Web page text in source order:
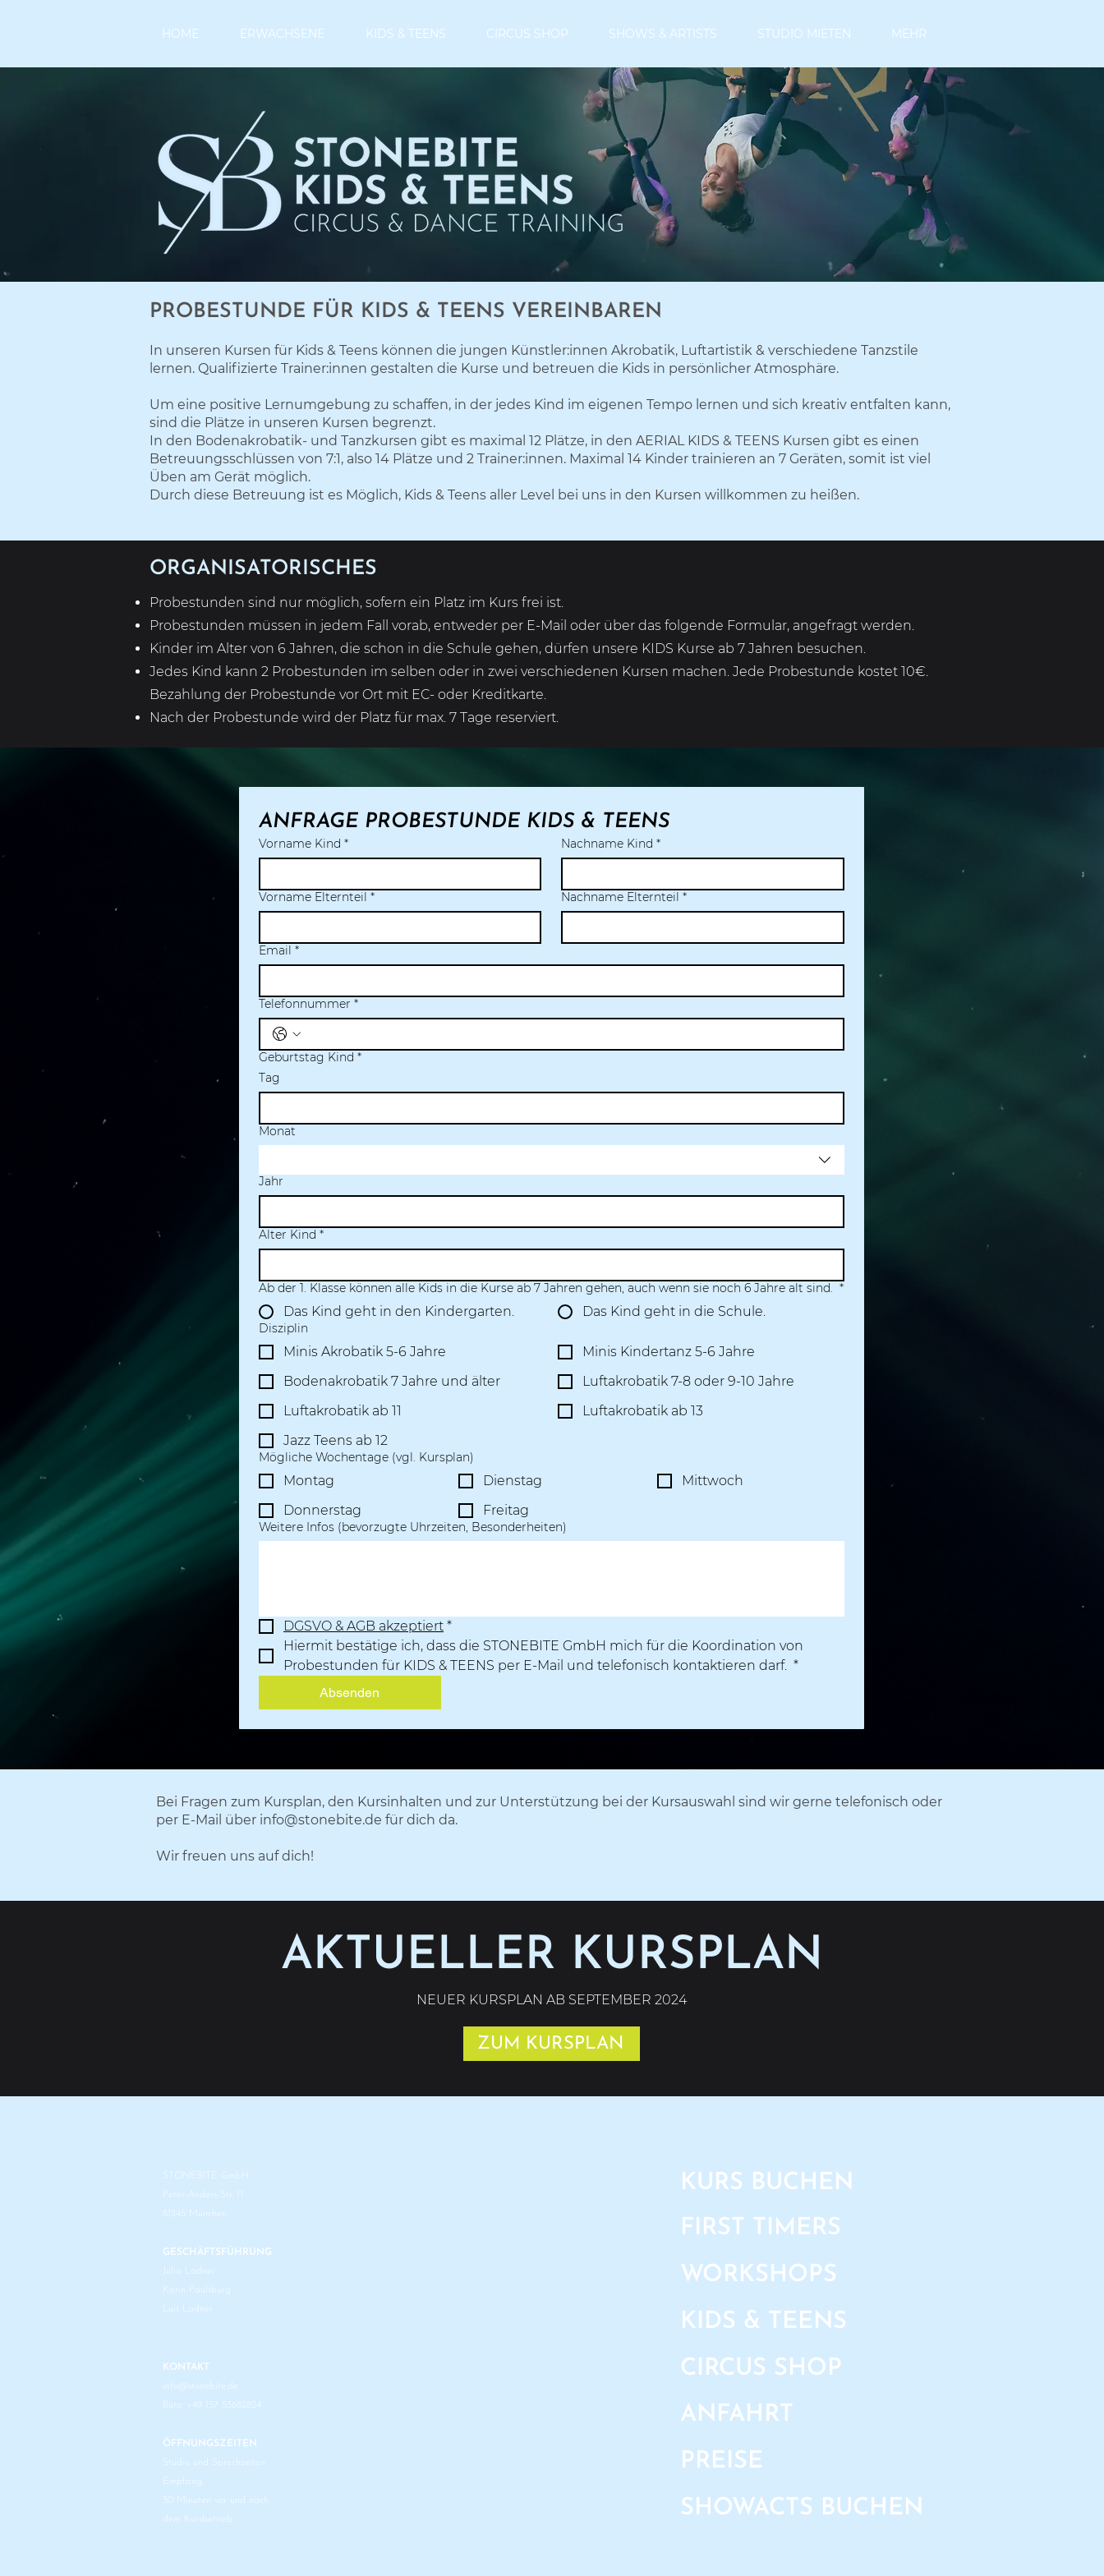
HOME ERWACHSENE KIDS & TEENS CIRCUS SHOP SHOWS & ARTISTS STUDIO MIETEN MEHR
PROBESTUNDE FÜR KIDS & TEENS VEREINBAREN
In unseren Kursen für Kids & Teens können die jungen Künstler:innen Akrobatik, Luftartistik & verschiedene Tanzstile
lernen. Qualifizierte Trainer:innen gestalten die Kurse und betreuen die Kids in persönlicher Atmosphäre.
Um eine positive Lernumgebung zu schaffen, in der jedes Kind im eigenen Tempo lernen und sich kreativ entfalten kann,
sind die Plätze in unseren Kursen begrenzt.
In den Bodenakrobatik- und Tanzkursen gibt es maximal 12 Plätze, in den AERIAL KIDS & TEENS Kursen gibt es einen
Betreuungsschlüssen von 7:1, also 14 Plätze und 2 Trainer:innen. Maximal 14 Kinder trainieren an 7 Geräten, somit ist viel
Üben am Gerät möglich.
Durch diese Betreuung ist es Möglich, Kids & Teens aller Level bei uns in den Kursen willkommen zu heißen.
ORGANISATORISCHES
Probestunden sind nur möglich, sofern ein Platz im Kurs frei ist.
Probestunden müssen in jedem Fall vorab, entweder per E-Mail oder über das folgende Formular, angefragt werden.
Kinder im Alter von 6 Jahren, die schon in die Schule gehen, dürfen unsere KIDS Kurse ab 7 Jahren besuchen.
Jedes Kind kann 2 Probestunden im selben oder in zwei verschiedenen Kursen machen. Jede Probestunde kostet 10€.
Bezahlung der Probestunde vor Ort mit EC- oder Kreditkarte.
Nach der Probestunde wird der Platz für max. 7 Tage reserviert.
ANFRAGE PROBESTUNDE KIDS & TEENS
Vorname Kind * Nachname Kind *
Vorname Elternteil * Nachname Elternteil *
Email *
Telefonnummer *
Geburtstag Kind *
Tag
Monat
Jahr
Alter Kind *
Ab der 1. Klasse können alle Kids in die Kurse ab 7 Jahren gehen, auch wenn sie noch 6 Jahre alt sind. *
Das Kind geht in den Kindergarten. Das Kind geht in die Schule.
Disziplin
Minis Akrobatik 5-6 Jahre
Minis Kindertanz 5-6 Jahre
Bodenakrobatik 7 Jahre und älter
Luftakrobatik 7-8 oder 9-10 Jahre
Luftakrobatik ab 11
Luftakrobatik ab 13
Jazz Teens ab 12
Mögliche Wochentage (vgl. Kursplan)
Montag Dienstag
Mittwoch
Donnerstag
Freitag
Weitere Infos (bevorzugte Uhrzeiten, Besonderheiten)
DGSVO & AGB akzeptiert *
Hiermit bestätige ich, dass die STONEBITE GmbH mich für die Koordination von
Probestunden für KIDS & TEENS per E-Mail und telefonisch kontaktieren darf. *
Absenden
Bei Fragen zum Kursplan, den Kursinhalten und zur Unterstützung bei der Kursauswahl sind wir gerne telefonisch oder
per E-Mail über info@stonebite.de für dich da.
Wir freuen uns auf dich!
AKTUELLER KURSPLAN
NEUER KURSPLAN AB SEPTEMBER 2024
ZUM KURSPLAN
STONEBITE GmbH
Peter-Anders-Str. 11
81245 München
GESCHÄFTSFÜHRUNG
Julia Ladner
Karin Paulsburg
Luis Ladner
KONTAKT
info@stonebite.de
Büro: +49 157 53682824
ÖFFNUNGSZEITEN
Studio und Sprechzeiten
Empfang:
30 Minuten vor und nach
dem Kursbetrieb.
KURS BUCHEN​
FIRST TIMERS
WORKSHOPS
KIDS & TEENS
CIRCUS SHOP
ANFAHRT
PREISE
SHOWACTS BUCHEN